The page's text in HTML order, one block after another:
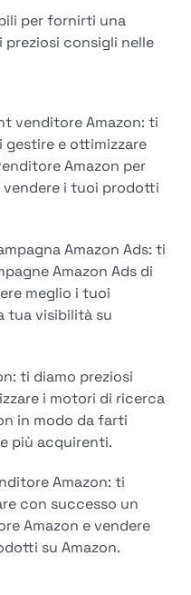
per fornirti una
consigli nelle
venditore Amazon: ti
gestire e ottimizzare
Amazon per
vendere i tuoi prodotti
Amazon Ads: ti
Amazon Ads di
meglio i tuoi
tua visibilità su
ti diamo preziosi
i motori di ricerca
in modo da farti
più acquirenti.
Amazon: ti
con successo un
Amazon e vendere
su Amazon.